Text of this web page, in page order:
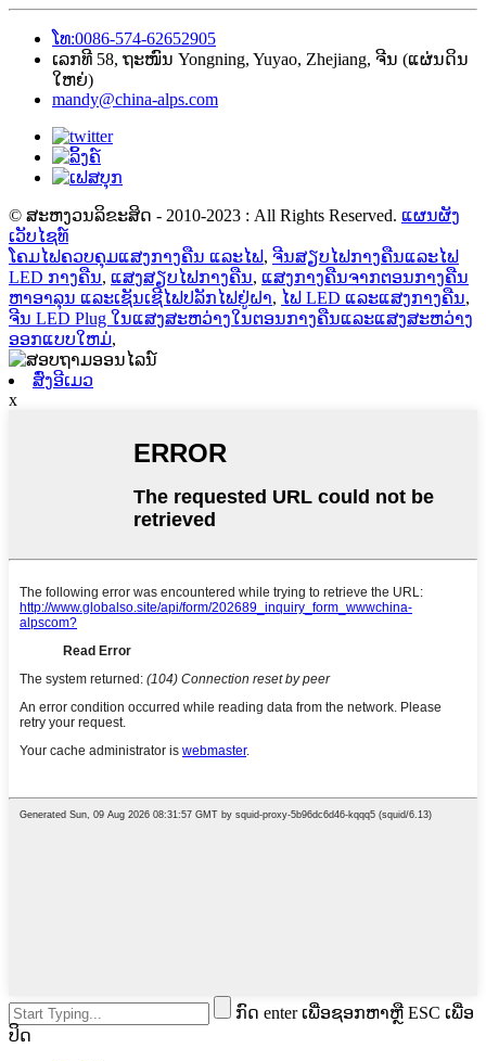
ໂທ:0086-574-62652905
ເລກທີ 58, ຖະໜົນ Yongning, Yuyao, Zhejiang, ຈີນ (ແຜ່ນດິນ
ໃຫຍ່)
mandy@china-alps.com
© ສະຫງວນລິຂະສິດ - 2010-2023 : All Rights Reserved. ແຜນຜັງ
ເວັບໄຊທ໌
ໂຄມໄຟຄວບຄຸມແສງກາງຄືນ ແລະໄຟ, ຈີນສຽບໄຟກາງຄືນແລະໄຟ
LED ກາງຄືນ, ແສງສຽບໄຟກາງຄືນ, ແສງກາງຄືນຈາກຕອນກາງຄືນ
ຫາອາລຸນ ແລະເຊັນເຊີໄຟປລັກໄຟຢູ່ຝາ, ໄຟ LED ແລະແສງກາງຄືນ,
ຈີນ LED Plug ໃນແສງສະຫວ່າງໃນຕອນກາງຄືນແລະແສງສະຫວ່າງ
ອອກແບບໃຫມ່,
ສົ່ງອີເມວ
x
ກົດ enter ເພື່ອຊອກຫາຫຼື ESC ເພື່ອ
ປິດ